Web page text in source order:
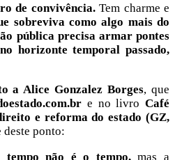
de convivência.Tem charme e
sobreviva como algo mais do
pública precisa armar pontes
horizonte temporal passado,
a Alice Gonzalez Borges, que
e no livroCafé
e reforma do estado (GZ,
deste ponto:
tempo não é o tempo,mas a